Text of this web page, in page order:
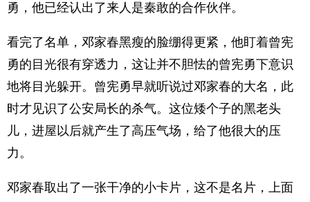
勇，他已经认出了来人是秦敢的合作伙伴。
看完了名单，邓家春黑瘦的脸绷得更紧，他盯着曾宪
勇的目光很有穿透力，这让并不胆怯的曾宪勇下意识
地将目光躲开。曾宪勇早就听说过邓家春的大名，此
时才见识了公安局长的杀气。这位矮个子的黑老头
儿，进屋以后就产生了高压气场，给了他很大的压
力。
邓家春取出了一张干净的小卡片，这不是名片，上面